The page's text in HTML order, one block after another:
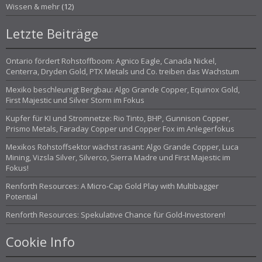
Wissen & mehr (12)
Letzte Beiträge
Ontario fördert Rohstoffboom: Agnico Eagle, Canada Nickel,
Centerra, Dryden Gold, PTX Metals und Co. treiben das Wachstum
Mexiko beschleunigt Bergbau: Algo Grande Copper, Equinox Gold,
First Majestic und Silver Storm im Fokus
Kupfer für KI und Stromnetze: Rio Tinto, BHP, Gunnison Copper,
Prismo Metals, Faraday Copper und Copper Fox im Anlegerfokus
Mexikos Rohstoffsektor wächst rasant: Algo Grande Copper, Luca
Mining, Vizsla Silver, Silverco, Sierra Madre und First Majestic im
Fokus!
Renforth Resources: A Micro-Cap Gold Play with Multibagger
Potential
Renforth Resources: Spekulative Chance für Gold-Investoren!
Cookie Info